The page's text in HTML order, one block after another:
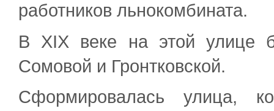
работников льнокомбината.
В XIX веке на этой улице
Сомовой и Гронтковской.
Сформировалась улица,